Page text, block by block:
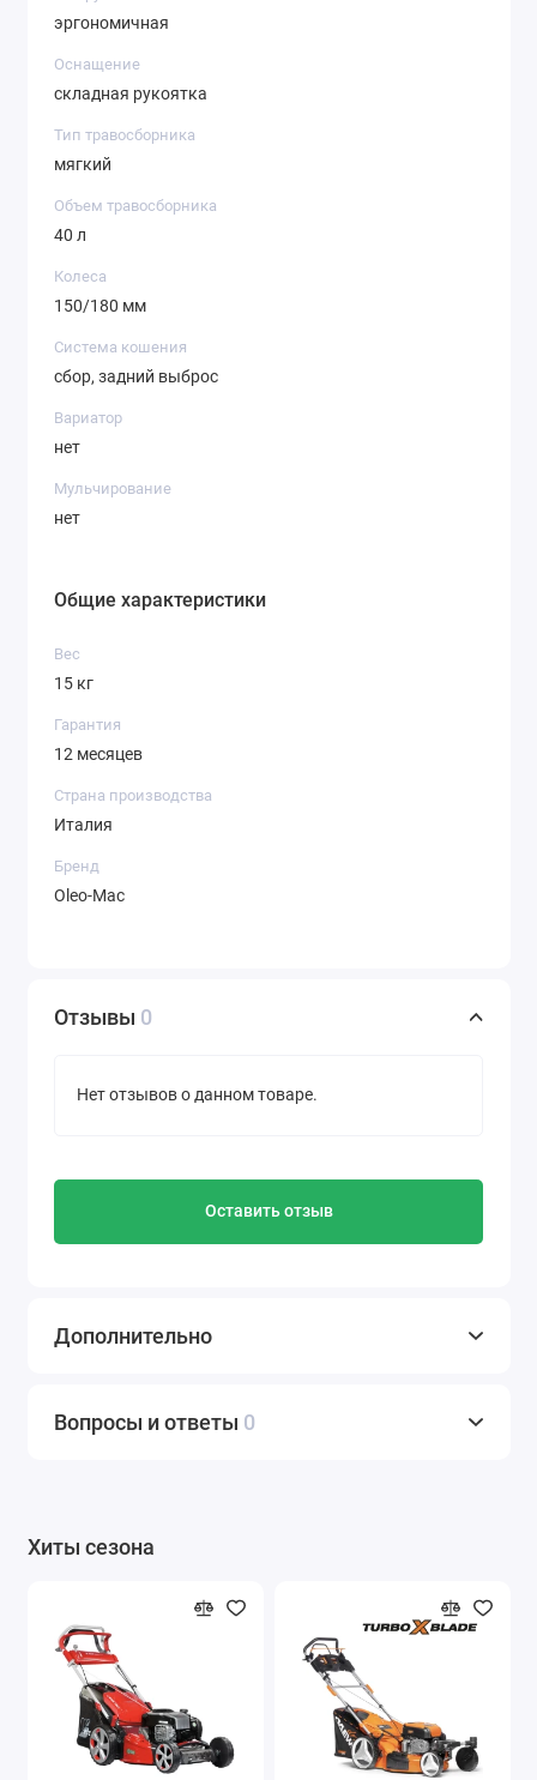
Общие характеристики
Вес
15 кг
Гарантия
12 месяцев
Страна производства
Италия
Бренд
Oleo-Mac
эргономичная
Оснащение
складная рукоятка
Тип травосборника
мягкий
Объем травосборника
40 л
Колеса
150/180 мм
Система кошения
сбор, задний выброс
Вариатор
нет
Мульчирование
нет
Отзывы 0
Нет отзывов о данном товаре.
Оставить отзыв
Вопросы и ответы 0
Дополнительно
Хиты сезона